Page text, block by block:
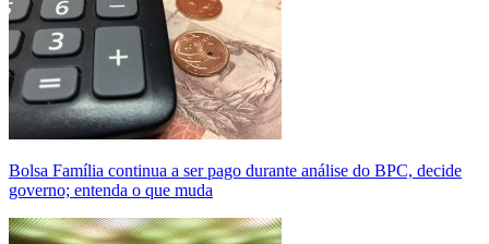
Bolsa Família continua a ser pago durante análise do BPC, decide
governo; entenda o que muda